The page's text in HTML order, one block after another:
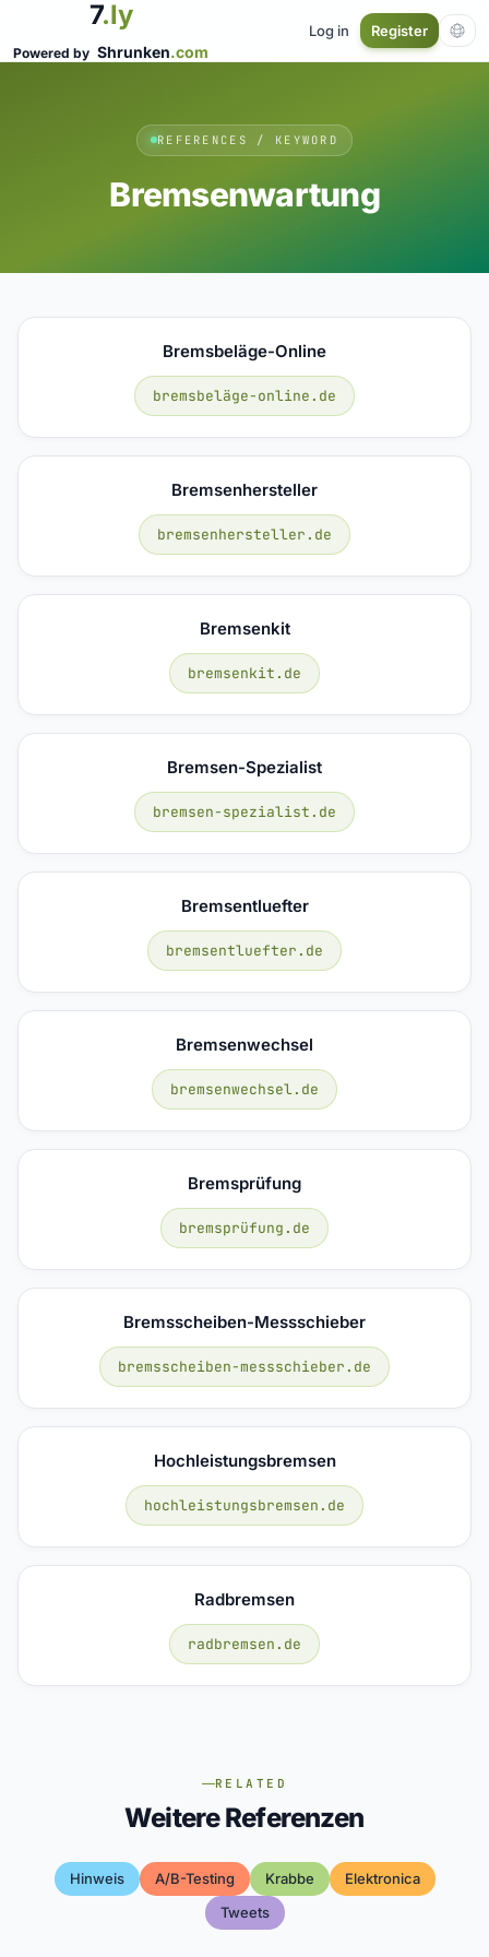
7.ly
Powered by Shrunken.com
Log in Register
REFERENCES / KEYWORD
Bremsenwartung
Bremsbeläge-Online
bremsbeläge-online.de
Bremsenhersteller
bremsenhersteller.de
Bremsenkit
bremsenkit.de
Bremsen-Spezialist
bremsen-spezialist.de
Bremsentluefter
bremsentluefter.de
Bremsenwechsel
bremsenwechsel.de
Bremsprüfung
bremsprüfung.de
Bremsscheiben-Messschieber
bremsscheiben-messschieber.de
Hochleistungsbremsen
hochleistungsbremsen.de
Radbremsen
radbremsen.de
RELATED
Weitere Referenzen
Hinweis A/b-Testing Krabbe
Elektronica
Tweets